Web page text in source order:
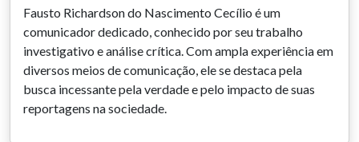
Fausto Richardson do Nascimento Cecílio é um
comunicador dedicado, conhecido por seu trabalho
investigativo e análise crítica. Com ampla experiência em
diversos meios de comunicação, ele se destaca pela
busca incessante pela verdade e pelo impacto de suas
reportagens na sociedade.